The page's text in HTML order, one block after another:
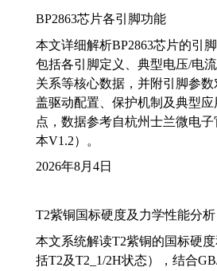
BP2863芯片各引脚功能
本文详细解析BP2863芯片的引
包括各引脚定义、典型电压/电
关系等核心数据，并附引脚参
盖驱动配置、保护机制及典型
点，数据参考自杭州士兰微电
本V1.2）。
2026年8月4日
T2紫铜国标硬度及力学性能分析
本文系统解读T2紫铜的国标硬
括T2及T2_1/2H状态），结合